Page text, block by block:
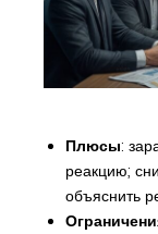
Плюсы:
реакцию;
объяснить